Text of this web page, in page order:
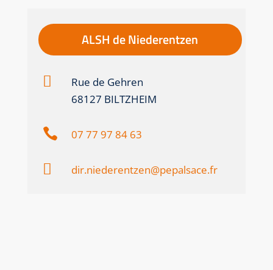
ALSH deNiederentzen

Rue de Gehren
68127 BILTZHEIM
 07 77 97 84 63
 dir.niederentzen@pepalsace.fr